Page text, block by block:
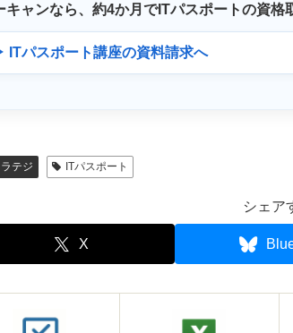
キャンなら、 約4か月 でITパスポートの資格
ITパスポート講座の資料請求へ
テジ ITパスポート
シェア
X